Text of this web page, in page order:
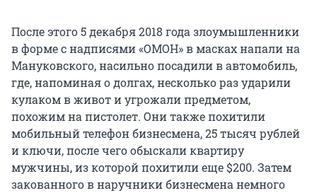
После этого 5 декабря 2018 года злоумышленники
в форме с надписями «ОМОН» в масках напали на
Мануковского, насильно посадили в автомобиль,
где, напоминая о долгах, несколько раз ударили
кулаком в живот и угрожали предметом,
похожим на пистолет. Они также похитили
мобильный телефон бизнесмена, 25 тысяч рублей
и ключи, после чего обыскали квартиру
мужчины, из которой похитили еще $200. Затем
закованного в наручники бизнесмена немного